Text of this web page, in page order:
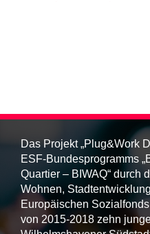
Das Projekt „Plug&Work
ESF-Bundesprogramms
Quartier – BIWAQ“ durch
Wohnen,
Europäischen
von 2015-2018 zehn